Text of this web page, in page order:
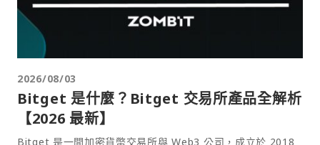
2026/08/03
Bitget 是什麼？Bitget 交易所產品全解析
【2026 最新】
Bitget 是一間加密貨幣交易所與 Web3 公司，成立於 2018